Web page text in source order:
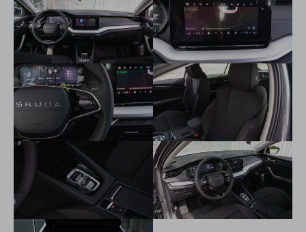
prídavné kúrenie (len pre vznetové motory)
Isofix - príprava pre uchytenie dvoch detských sedačiek
vzadu a na sedadle spolujazdca vpredu
škrabka na ľad vo veku palivovej nádrže
zadné sedadlá nedelené, operadlo delené a sklopné v
pomere 60:40
12V zásuvka v batožinovom priestore
elektromechanická parkovacia brzda
ele.ovládanie okien vpredu a vzadu s detskou poistkou
Príprava pre ťažné zariadenie
eCall+ súkromné tiesňové volanie
Care Connect 3 rok
Premenlivý servisný interval s výmenou oleja až 30 000 km
alebo každé 2 roky